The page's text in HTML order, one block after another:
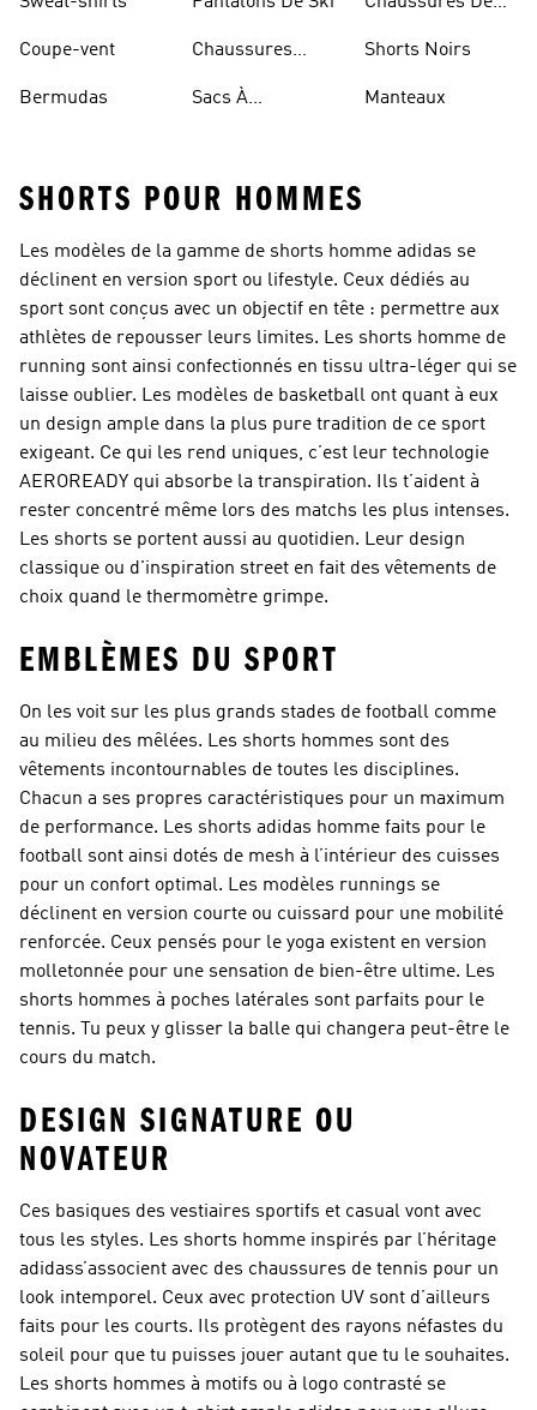
Coupe-vent
Bermudas
Chaussures
Sacs À
Shorts Noirs
Manteaux
SHORTS POUR HOMMES
Les modèles de la gamme de shorts homme adidas se
déclinent en version sport ou lifestyle. Ceux dédiés au
sport sont conçus avec un objectif en tête : permettre aux
athlètes de repousser leurs limites. Les shorts homme de
running sont ainsi confectionnés en tissu ultra-léger qui se
laisse oublier. Les modèles de basketball ont quant à eux
un design ample dans la plus pure tradition de ce sport
exigeant. Ce qui les rend uniques, c’est leur technologie
AEROREADY qui absorbe la transpiration. Ils t’aident à
rester concentré même lors des matchs les plus intenses.
Les shorts se portent aussi au quotidien. Leur design
classique ou d'inspiration street en fait des vêtements de
choix quand le thermomètre grimpe.
EMBLÈMES DU SPORT
On les voit sur les plus grands stades de football comme
au milieu des mêlées. Les shorts hommes sont des
vêtements incontournables de toutes les disciplines.
Chacun a ses propres caractéristiques pour un maximum
de performance. Les shorts adidas homme faits pour le
football sont ainsi dotés de mesh à l’intérieur des cuisses
pour un confort optimal. Les modèles runnings se
déclinent en version courte ou cuissard pour une mobilité
renforcée. Ceux pensés pour le yoga existent en version
molletonnée pour une sensation de bien-être ultime. Les
shorts hommes à poches latérales sont parfaits pour le
tennis. Tu peux y glisser la balle qui changera peut-être le
cours du match.
DESIGN SIGNATURE OU
NOVATEUR
Ces basiques des vestiaires sportifs et casual vont avec
tous les styles. Les shorts homme inspirés par l’héritage
adidass’associent avec des chaussures de tennis pour un
look intemporel. Ceux avec protection UV sont d’ailleurs
faits pour les courts. Ils protègent des rayons néfastes du
soleil pour que tu puisses jouer autant que tu le souhaites.
Les shorts hommes à motifs ou à logo contrasté se